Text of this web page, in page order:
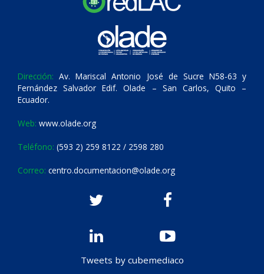
Dirección: Av. Mariscal Antonio José de Sucre N58-63 y
Fernández Salvador Edif. Olade – San Carlos, Quito –
Ecuador.
Web: www.olade.org
Teléfono: (593 2) 259 8122 / 2598 280
Correo: centro.documentacion@olade.org
Tweets by cubemediaco